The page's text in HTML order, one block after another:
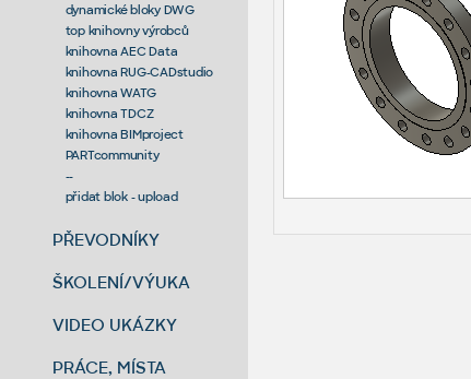
dynamické bloky DWG
top knihovny výrobců
knihovna AEC Data
knihovna RUG-CADstudio
knihovna WATG
knihovna TDCZ
knihovna BIMproject
PARTcommunity
--
přidat blok - upload
PŘEVODNÍKY
ŠKOLENÍ/VÝUKA
VIDEO UKÁZKY
PRÁCE, MÍSTA